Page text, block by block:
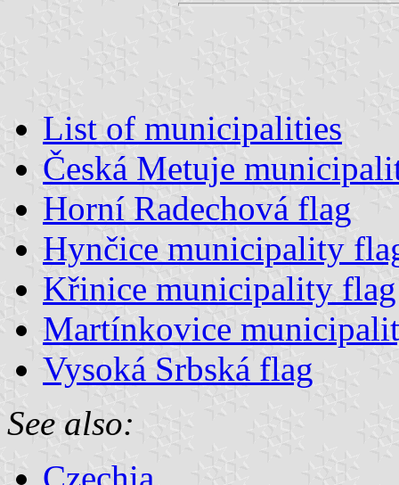
List of municipalities
Česká Metuje
Horní Radechová flag
Hynčice municipality
Křinice municipality flag
Martínkovice
Vysoká Srbská flag
See also:
Czechia